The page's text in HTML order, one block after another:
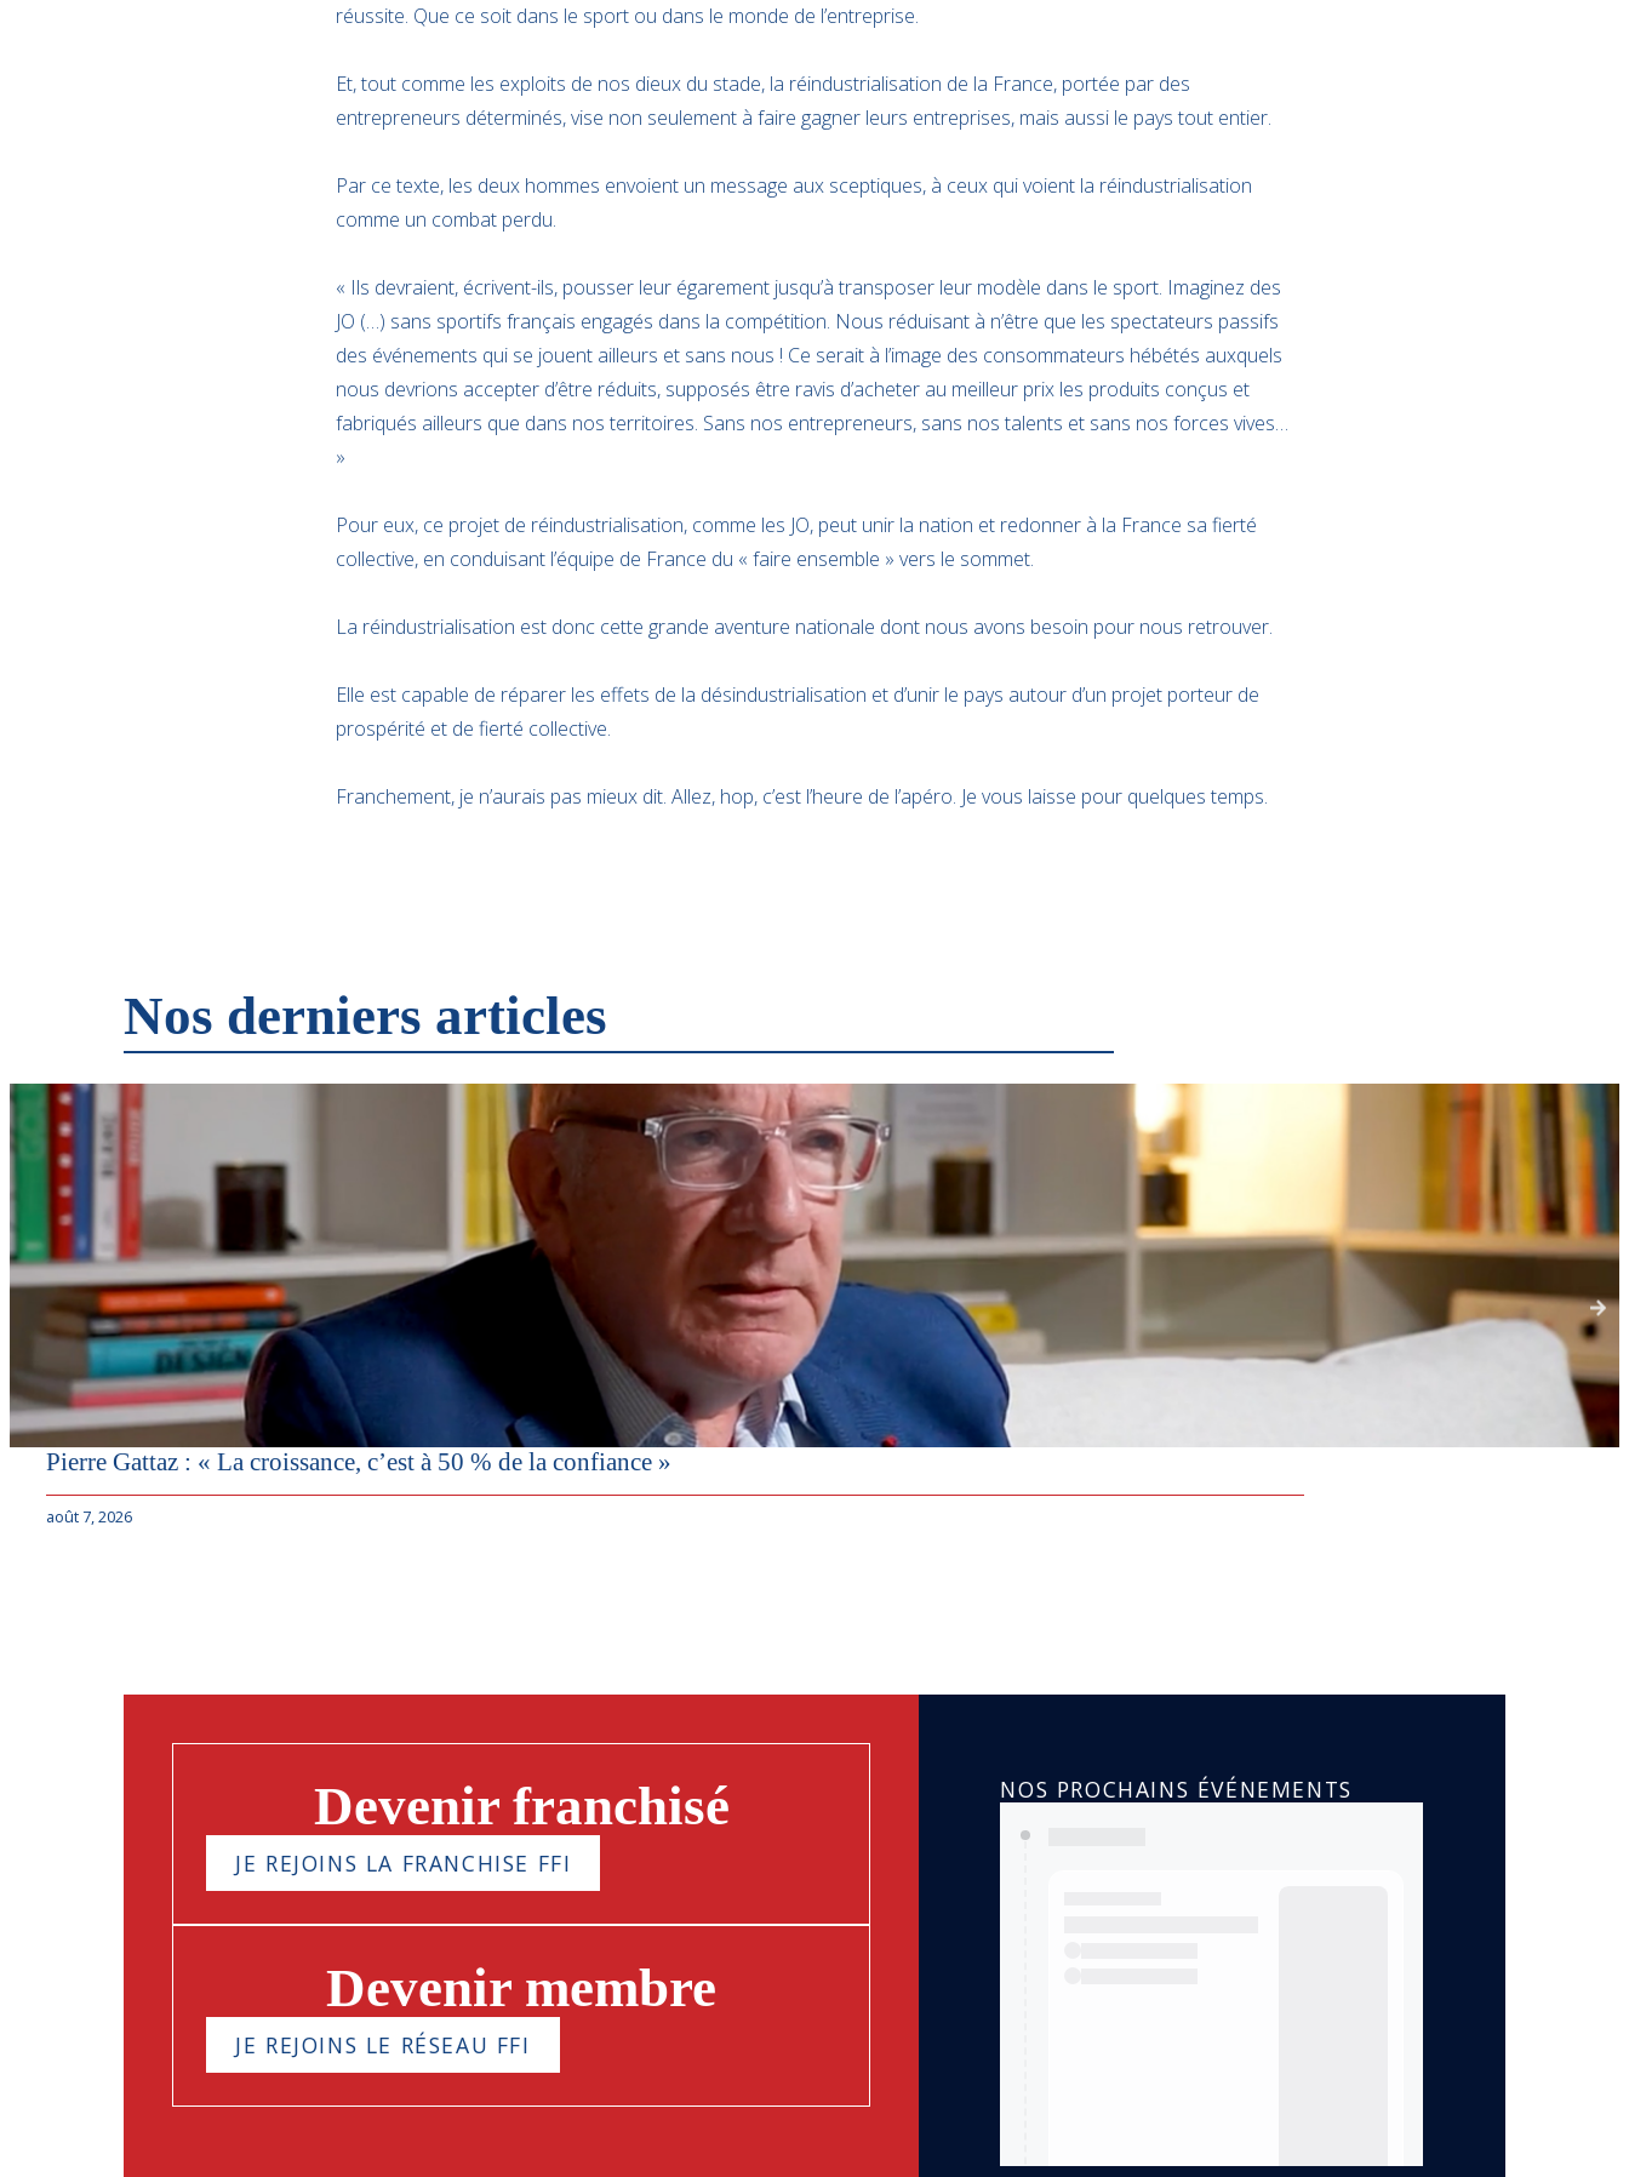
réussite. Que ce soit dans le sport ou dans le monde de l’entreprise.
Et, tout comme les exploits de nos dieux du stade, la réindustrialisation de la France, portée par des
entrepreneurs déterminés, vise non seulement à faire gagner leurs entreprises, mais aussi le pays tout entier.
Par ce texte, les deux hommes envoient un message aux sceptiques, à ceux qui voient la réindustrialisation
comme un combat perdu.
« Ils devraient, écrivent-ils, pousser leur égarement jusqu’à transposer leur modèle dans le sport. Imaginez des
JO (…) sans sportifs français engagés dans la compétition. Nous réduisant à n’être que les spectateurs passifs
des événements qui se jouent ailleurs et sans nous ! Ce serait à l’image des consommateurs hébétés auxquels
nous devrions accepter d’être réduits, supposés être ravis d’acheter au meilleur prix les produits conçus et
fabriqués ailleurs que dans nos territoires. Sans nos entrepreneurs, sans nos talents et sans nos forces vives…
»
Pour eux, ce projet de réindustrialisation, comme les JO, peut unir la nation et redonner à la France sa fierté
collective, en conduisant l’équipe de France du « faire ensemble » vers le sommet.
La réindustrialisation est donc cette grande aventure nationale dont nous avons besoin pour nous retrouver.
Elle est capable de réparer les effets de la désindustrialisation et d’unir le pays autour d’un projet porteur de
prospérité et de fierté collective.
Franchement, je n’aurais pas mieux dit. Allez, hop, c’est l’heure de l’apéro. Je vous laisse pour quelques temps.
Nos derniers articles
Pierre Gattaz : « La croissance, c’est à 50 % de la confiance »
août 7, 2026
Devenir franchisé
JE REJOINS LA FRANCHISE FFI
Devenir membre
JE REJOINS LE RÉSEAU FFI
NOS PROCHAINS ÉVÉNEMENTS